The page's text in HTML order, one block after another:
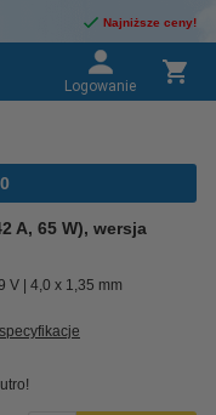
Najniższe ceny!
Logowanie
A, 65 W), wersja
V 4,0 x 1,35 mm